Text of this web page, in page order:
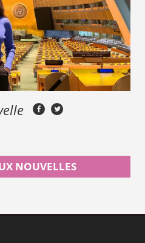
NOUVELLES